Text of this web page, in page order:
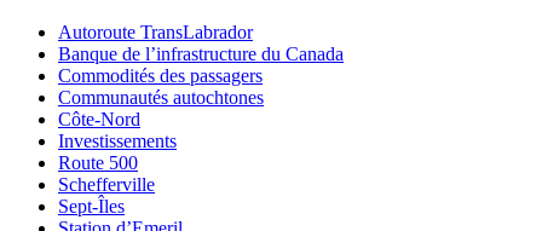
Autoroute TransLabrador
Banque de l’infrastructure du Canada
Commodités des passagers
Communautés autochtones
Côte-Nord
Investissements
Route 500
Schefferville
Sept-Îles